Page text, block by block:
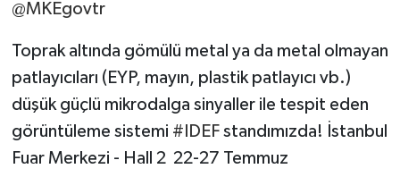
@MKEgovtr
Toprak altında gömülü metal ya da metal olmayan
patlayıcıları (EYP, mayın, plastik patlayıcı vb.)
düşük güçlü mikrodalga sinyaller ile tespit eden
görüntüleme sistemi #IDEFstandımızda! İstanbul
Fuar Merkezi - Hall 2 22-27 Temmuz